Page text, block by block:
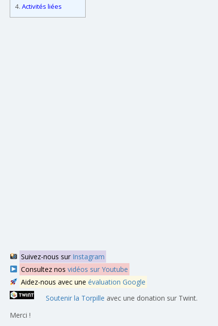
4. Activités liées
Suivez-nous sur Instagram
Consultez nos vidéos sur Youtube
Aidez-nous avec une évaluation Google
Soutenir la Torpille avec une donation sur Twint.
Merci !